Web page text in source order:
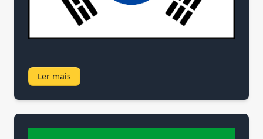
Ler mais